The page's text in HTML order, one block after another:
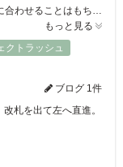
目元はとても大切なパーツです！骨格、目の形状に合わせることはもちろんのこと、1人1人の雰囲気、メイクの仕方、理想となる姿に合わせパターン化しない唯一無二の仕上がりをご提供します[恵比寿/まつげパーマ/パリジェンヌ/まつげパーマ/パリジェンヌ/まつげパーマ/マスカラパーマ/眉カラー/パリジェンヌ/まつげパーマ]
もっと見る
クトラッシュ
ブログ 1件
札を出て左へ直進。